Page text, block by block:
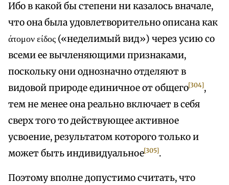
Ибо в какой бы степени ни казалось вначале,
что она была удовлетворительно описана как
άτομον είδος («неделимый вид») через усию со
всеми ее вычленяющими признаками,
поскольку они однозначно отделяют в
видовой природе единичное от общего[304],
тем не менее она реально включает в себя
сверх того то действующее активное
усвоение, результатом которого только и
может быть индивидуальное[305].
Поэтому вполне допустимо считать, что